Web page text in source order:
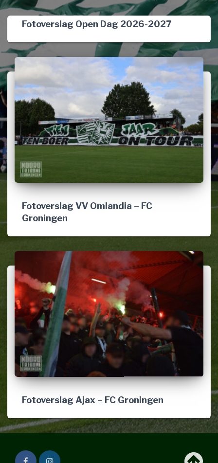
Fotoverslag Open Dag 2026-2027
Fotoverslag VV Omlandia – FC
Groningen
Fotoverslag Ajax – FC Groningen